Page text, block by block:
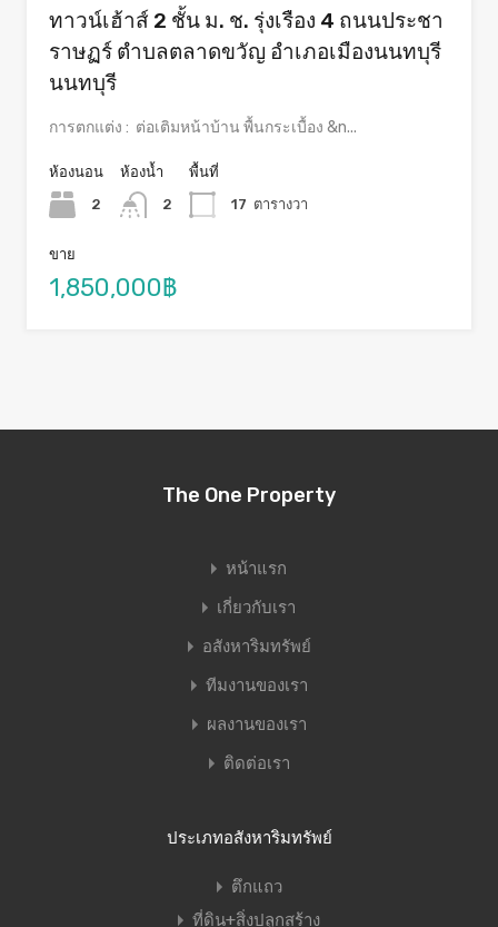
ทาวน์เฮ้าส์ 2 ชั้น ม. ช. รุ่งเรือง 4 ถนนประชา
ราษฏร์ ตำบลตลาดขวัญ อำเภอเมืองนนทบุรี
นนทบุรี
การตกแต่ง : ต่อเติมหน้าบ้าน พื้นกระเบื้อง &n...
ห้องนอน
2
ห้องน้ำ
2
พื้นที่
17 ตารางวา
ขาย
1,850,000฿
The One Property
หน้าแรก
เกี่ยวกับเรา
อสังหาริมทรัพย์
ทีมงานของเรา
ผลงานของเรา
ติดต่อเรา
ประเภทอสังหาริมทรัพย์
ตึกแถว
ที่ดิน+สิ่งปลูกสร้าง